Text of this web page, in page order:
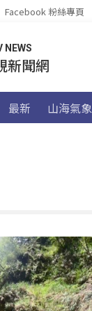
Facebook 粉絲專頁
NEWS
新聞網
最新 山海氣象